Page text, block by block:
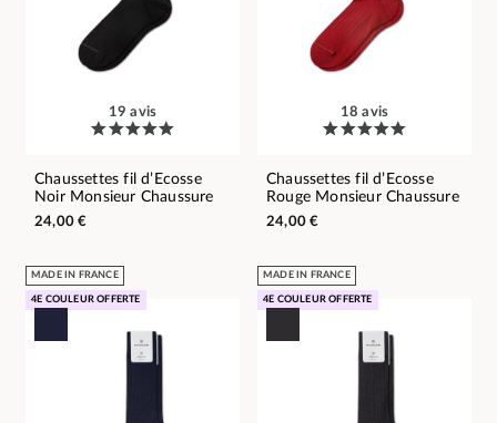
19 avis
Chaussettes fil d’Ecosse
Noir Monsieur Chaussure
24,00 €
18 avis
Chaussettes fil d’Ecosse
Rouge Monsieur Chaussure
24,00 €
MADE IN FRANCE
4E COULEUR OFFERTE
MADE IN FRANCE
4E COULEUR OFFERTE